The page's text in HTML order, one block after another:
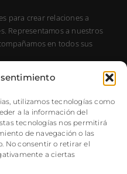
utilizamos tecnologías como
a la información del
tecnologías nos permitirá
de navegación o las
No consentir o retirar el
a ciertas
para crear relaciones a
Representamos a nuestros
en todos sus